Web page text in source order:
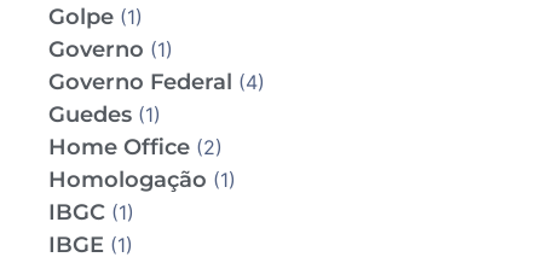
Golpe (1)
Governo (1)
Governo Federal (4)
Guedes (1)
Home Office (2)
Homologação (1)
IBGC (1)
IBGE (1)